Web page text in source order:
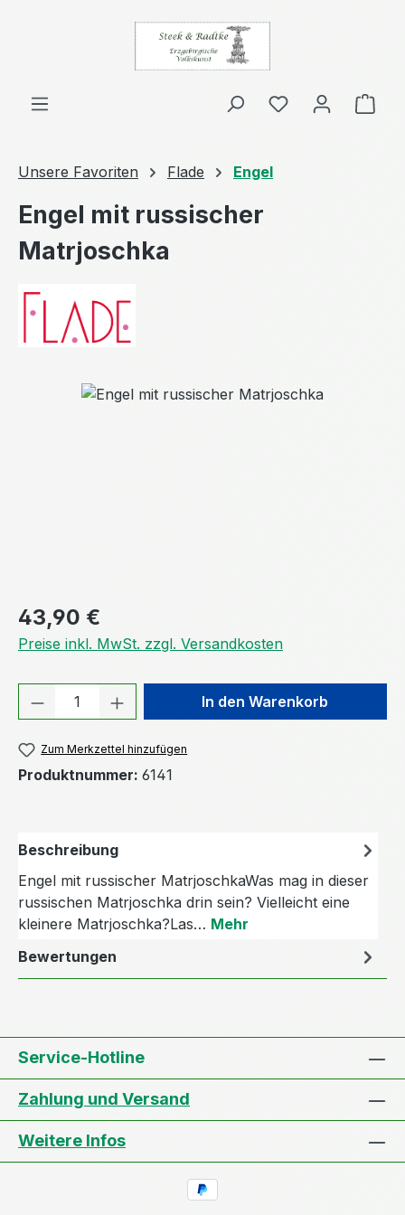
Zum Hauptinhalt springen
Unsere Favoriten Flade Engel
Engel mit russischer
Matrjoschka
Bildergalerie überspringen
Regulärer Preis:
43,90 €
Preise inkl. MwSt. zzgl. Versandkosten
Produkt Anzahl: Gib denIn den Warenkorb
Zum Merkzettel hinzufügen
Produktnummer: 6141
Beschreibung
Engel mit russischer MatrjoschkaWas mag in dieser
russischen Matrjoschka drin sein? Vielleicht eine
kleinere Matrjoschka?Las… Mehr
Bewertungen
Service-Hotline
Zahlung und Versand
Weitere Infos